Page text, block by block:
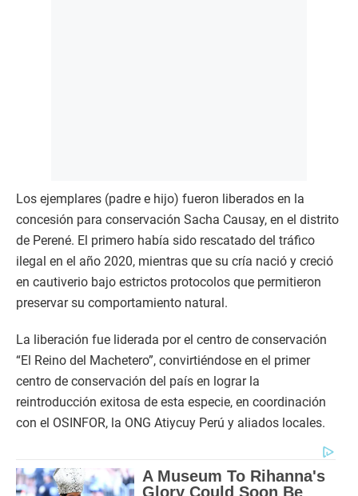
Los ejemplares (padre e hijo) fueron liberados en la
concesión para conservación Sacha Causay, en el distrito
de Perené. El primero había sido rescatado del tráfico
ilegal en el año 2020, mientras que su cría nació y creció
en cautiverio bajo estrictos protocolos que permitieron
preservar su comportamiento natural.
La liberación fue liderada por el centro de conservación
“El Reino del Machetero”, convirtiéndose en el primer
centro de conservación del país en lograr la
reintroducción exitosa de esta especie, en coordinación
con el OSINFOR, la ONG Atiycuy Perú y aliados locales.